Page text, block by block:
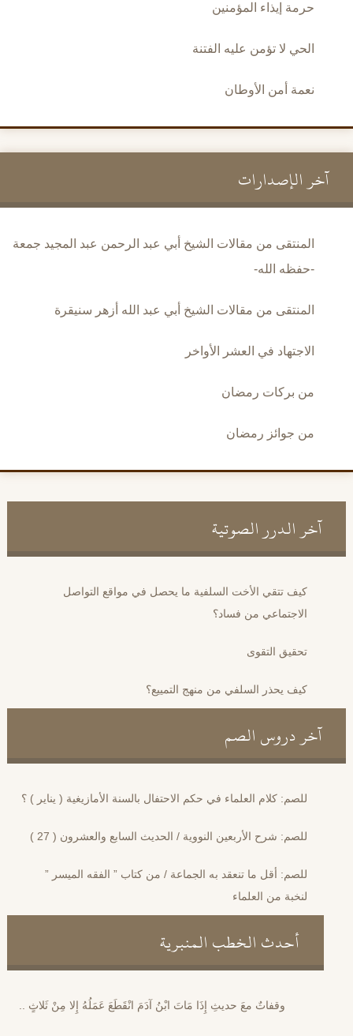
حرمة إيذاء المؤمنين
الحي لا تؤمن عليه الفتنة
نعمة أمن الأوطان
آخر الإصدارات
المنتقى من مقالات الشيخ أبي عبد الرحمن عبد المجيد جمعة
-حفظه الله-
المنتقى من مقالات الشيخ أبي عبد الله أزهر سنيقرة
الاجتهاد في العشر الأواخر
من بركات رمضان
من جوائز رمضان
آخر الدرر الصوتية
كيف تتقي الأخت السلفية ما يحصل في مواقع التواصل
الاجتماعي من فساد؟
تحقيق التقوى
كيف يحذر السلفي من منهج التمييع؟
آخر دروس الصم
للصم: كلام العلماء في حكم الاحتفال بالسنة الأمازيغية ( يناير ) ؟
للصم: شرح الأربعين النووية / الحديث السابع والعشرون ( 27 )
للصم: أقل ما تنعقد به الجماعة / من كتاب ” الفقه الميسر ”
لنخبة من العلماء
أحدث الخطب المنبرية
وقفاتٌ معَ حديثِ إِذَا مَاتَ ابْنُ آدَمَ انْقَطَعَ عَمَلُهُ إِلا مِنْ ثَلاثٍ ..